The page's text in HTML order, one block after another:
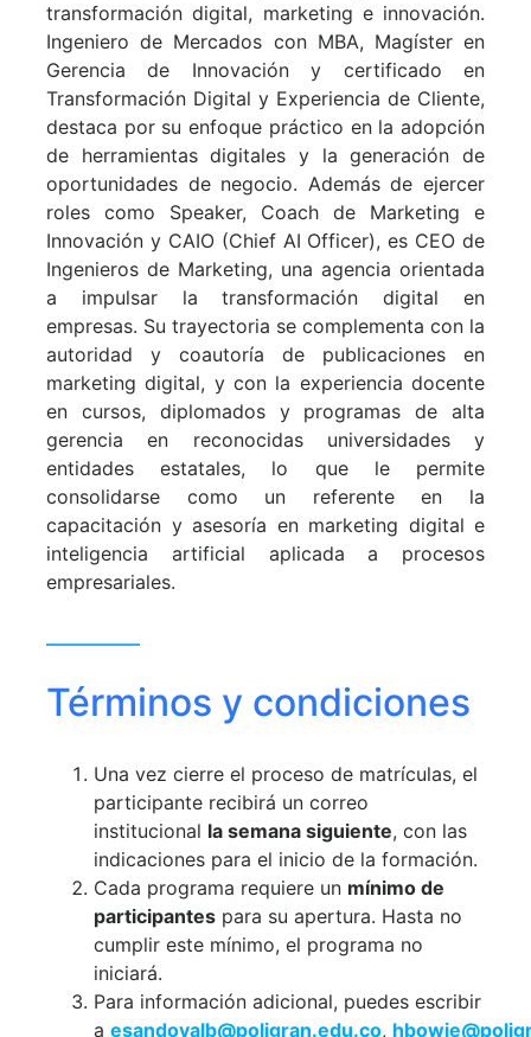
transformación digital, marketing e innovación.
Ingeniero de Mercados con MBA, Magíster en
Gerencia de Innovación y certificado en
Transformación Digital y Experiencia de Cliente,
destaca por su enfoque práctico en la adopción
de herramientas digitales y la generación de
oportunidades de negocio. Además de ejercer
roles como Speaker, Coach de Marketing e
Innovación y CAIO (Chief AI Officer), es CEO de
Ingenieros de Marketing, una agencia orientada
a impulsar la transformación digital en
empresas. Su trayectoria se complementa con la
autoridad y coautoría de publicaciones en
marketing digital, y con la experiencia docente
en cursos, diplomados y programas de alta
gerencia en reconocidas universidades y
entidades estatales, lo que le permite
consolidarse como un referente en la
capacitación y asesoría en marketing digital e
inteligencia artificial aplicada a procesos
empresariales.
Términos y condiciones
Una vez cierre el proceso de matrículas, el
participante recibirá un correo
institucional la semana siguiente, con las
indicaciones para el inicio de la formación.
Cada programa requiere un mínimo de
participantes para su apertura. Hasta no
cumplir este mínimo, el programa no
iniciará.
Para información adicional, puedes escribir
a esandovalb@poligran.edu.co,